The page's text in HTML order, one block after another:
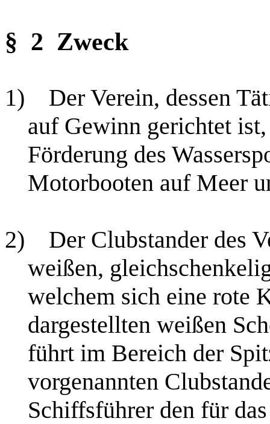
§ 2 Zweck
1)
Der Verein, dessen
auf Gewinn gerichtet
Förderung des
Motorbooten auf Meer
2)
Der Clubstander des
weißen,
welchem sich eine rote
dargestellten weißen
führt im Bereich der
vorgenannten
Schiffsführer den für